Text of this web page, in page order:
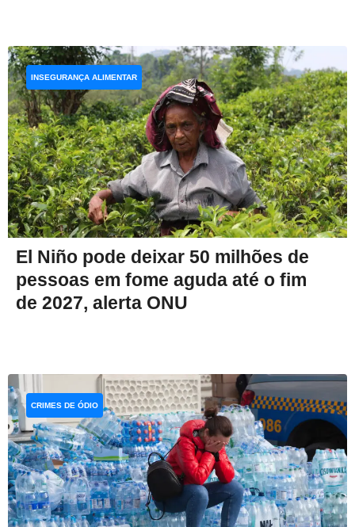
El Niño pode deixar 50 milhões de
pessoas em fome aguda até o fim
de 2027, alerta ONU
INSEGURANÇA ALIMENTAR
CRIMES DE ÓDIO